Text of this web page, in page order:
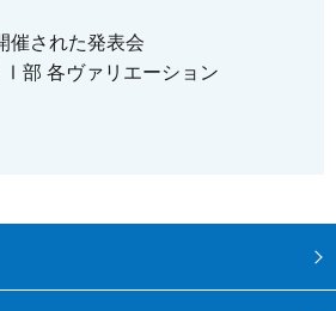
催された発表会
部 各ヴァリエーション